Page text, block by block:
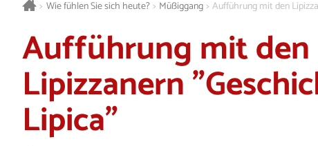
> Wie fühlen Sie sich heute? > Müßiggang > Aufführung mit den
Aufführung mit den
Lipizzanern
Lipica"